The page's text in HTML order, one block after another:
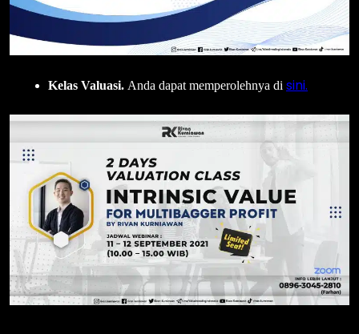
Kelas Valuasi. Anda dapat memperolehnya di sini.